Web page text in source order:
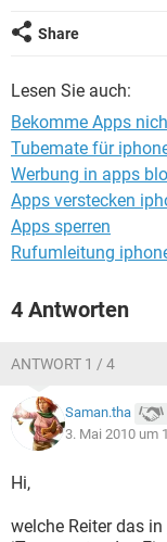
WHATSAPP
Share
Lesen Sie auch:
Bekomme Apps
Tubemate für
Werbung in apps
Apps verstecken
Apps sperren
Rufumleitung
4 Antworten
ANTWORT 1 / 4
Saman.tha
3. Mai 2010 um
Hi,
welche Reiter das in